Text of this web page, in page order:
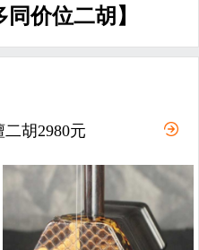
同价位二胡】
胡2980元